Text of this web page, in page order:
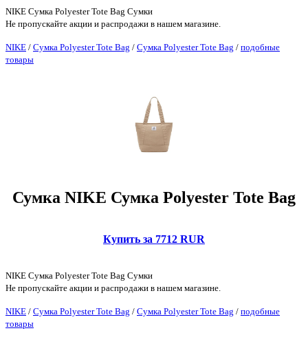
NIKE Сумка Polyester Tote Bag Сумки
Не пропускайте акции и распродажи в нашем магазине.
NIKE / Сумка Polyester Tote Bag / Сумка Polyester Tote Bag / подобные
товары
Сумка NIKE Сумка Polyester Tote Bag
Купить за 7712 RUR
NIKE Сумка Polyester Tote Bag Сумки
Не пропускайте акции и распродажи в нашем магазине.
NIKE / Сумка Polyester Tote Bag / Сумка Polyester Tote Bag / подобные
товары